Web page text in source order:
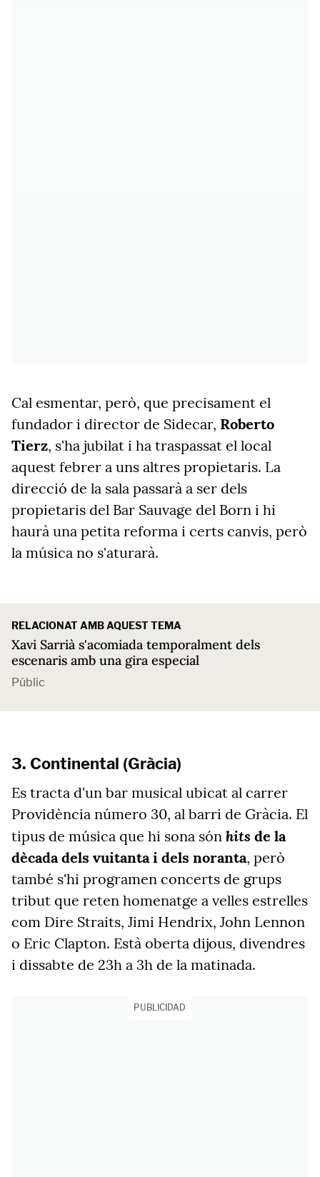
Cal esmentar, però, que precisament el
fundador i director de Sidecar, Roberto
Tierz, s'ha jubilat i ha traspassat el local
aquest febrer a uns altres propietaris. La
direcció de la sala passarà a ser dels
propietaris del Bar Sauvage del Born i hi
haurà una petita reforma i certs canvis, però
la música no s'aturarà.
RELACIONAT AMB AQUEST TEMA
Xavi Sarrià s'acomiada temporalment dels
escenaris amb una gira especial
Públic
3. Continental (Gràcia)
Es tracta d'un bar musical ubicat al carrer
Providència número 30, al barri de Gràcia. El
tipus de música que hi sona són hits de la
dècada dels vuitanta i dels noranta, però
també s'hi programen concerts de grups
tribut que reten homenatge a velles estrelles
com Dire Straits, Jimi Hendrix, John Lennon
o Eric Clapton. Està oberta dijous, divendres
i dissabte de 23h a 3h de la matinada.
PUBLICIDAD